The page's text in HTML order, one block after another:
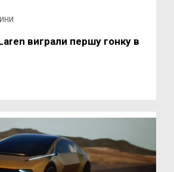
виграли першу гонку в